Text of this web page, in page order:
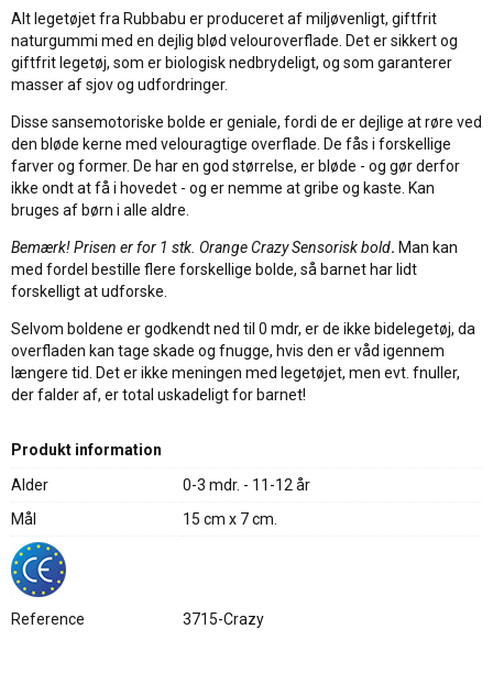
Alt legetøjet fra Rubbabu er produceret af miljøvenligt, giftfrit
naturgummi med en dejlig blød velouroverflade. Det er sikkert og
giftfrit legetøj, som er biologisk nedbrydeligt, og som garanterer
masser af sjov og udfordringer.
Disse sansemotoriske bolde er geniale, fordi de er dejlige at røre ved
den bløde kerne med velouragtige overflade. De fås i forskellige
farver og former. De har en god størrelse, er bløde - og gør derfor
ikke ondt at få i hovedet - og er nemme at gribe og kaste. Kan
bruges af børn i alle aldre.
Bemærk! Prisen er for 1 stk. Orange Crazy Sensorisk bold. Man kan
med fordel bestille flere forskellige bolde, så barnet har lidt
forskelligt at udforske.
Selvom boldene er godkendt ned til 0 mdr, er de ikke bidelegetøj, da
overfladen kan tage skade og fnugge, hvis den er våd igennem
længere tid. Det er ikke meningen med legetøjet, men evt. fnuller,
der falder af, er total uskadeligt for barnet!
Produkt information
Alder
0-3 mdr. - 11-12 år
Mål
15 cm x 7 cm.
Reference 3715-Crazy